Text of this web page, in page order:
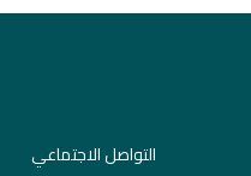
التواصل الاجتماعي